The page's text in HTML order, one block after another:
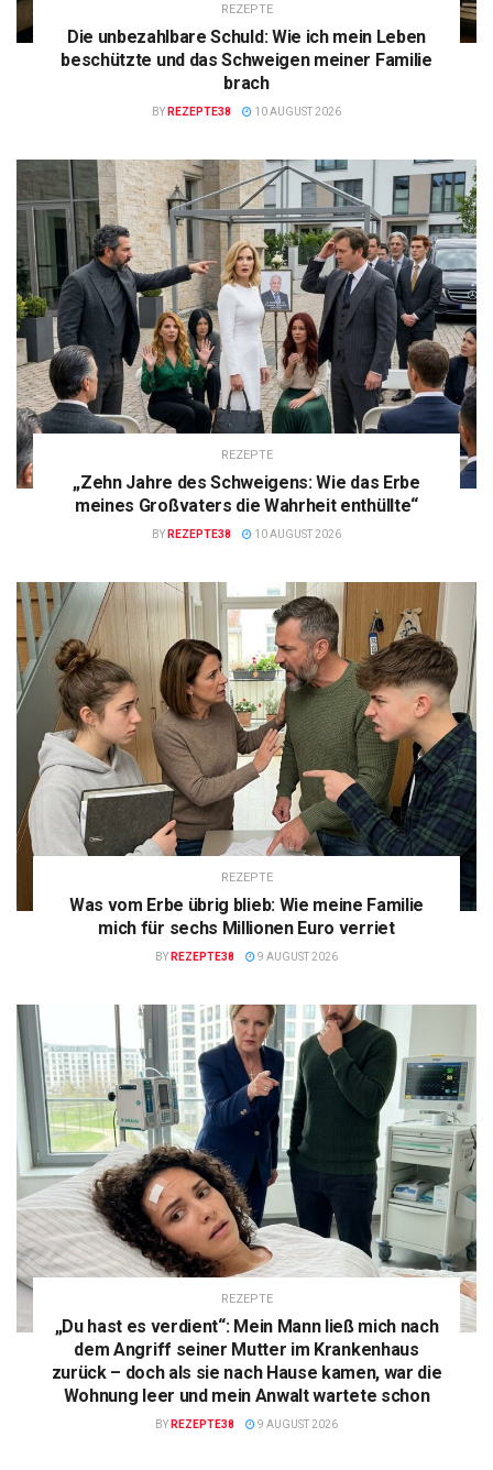
REZEPTE
Die unbezahlbare Schuld: Wie ich mein Leben
beschützte und das Schweigen meiner Familie
brach
BY REZEPTE38 10 AUGUST 2026
REZEPTE
„Zehn Jahre des Schweigens: Wie das Erbe
meines Großvaters die Wahrheit enthüllte“
BY REZEPTE38 10 AUGUST 2026
REZEPTE
Was vom Erbe übrig blieb: Wie meine Familie
mich für sechs Millionen Euro verriet
BY REZEPTE38 9 AUGUST 2026
REZEPTE
„Du hast es verdient“: Mein Mann ließ mich nach
dem Angriff seiner Mutter im Krankenhaus
zurück – doch als sie nach Hause kamen, war die
Wohnung leer und mein Anwalt wartete schon
BY REZEPTE38 9 AUGUST 2026